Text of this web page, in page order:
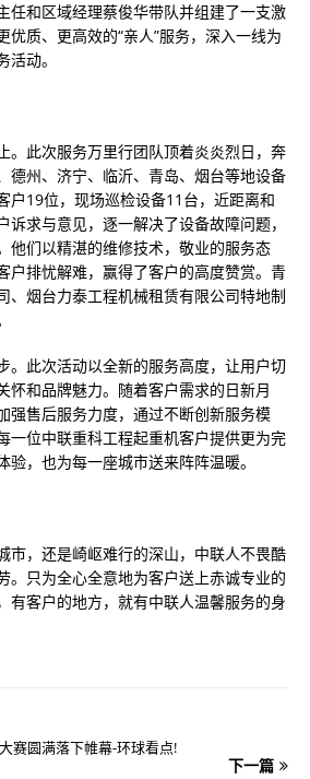
任和区域经理蔡俊华带队并组建了一支激
优质、更高效的“亲人”服务，深入一线为
动。
此次服务万里行团队顶着炎炎烈日，奔
德州、济宁、临沂、青岛、烟台等地设备
户19位，现场巡检设备11台，近距离和
诉求与意见，逐一解决了设备故障问题，
他们以精湛的维修技术，敬业的服务态
户排忧解难，赢得了客户的高度赞赏。青
、烟台力泰工程机械租赁有限公司特地制
此次活动以全新的服务高度，让用户切
怀和品牌魅力。随着客户需求的日新月
强售后服务力度，通过不断创新服务模
一位中联重科工程起重机客户提供更为完
，也为每一座城市送来阵阵温暖。
，还是崎岖难行的深山，中联人不畏酷
。只为全心全意地为客户送上赤诚专业的
有客户的地方，就有中联人温馨服务的身
赛圆满落下帷幕-环球看点!
下一篇